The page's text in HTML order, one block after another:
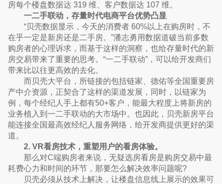
房每个楼盘数据达 319 维、客户数据达 107 维。
一二手联动，存量时代电商平台优势凸显
“贝壳数据显示，今天的消费者 60%以上在购房时，不
在乎一定是新房还是二手房。”潘志勇用数据道破当前多数
购房者的心理诉求，而基于这样的洞察，也给存量时代的新
房交易带来了重要的思考。“一二手联动”，可以给开发商们
带来比以往更高效的去化。
而贝壳大平台，所链接的包括链家、德佑等全国重要房
产中介资源，正契合了这样的渠道发展，同时，以链家为
例，每个经纪人手上都有50+客户，能最大程度上将新房的
业务植入到一二手联动的大市场中。也因此，贝壳新房平台
能连接全国最高效经纪人服务网络，给开发商提供更好的渠
道。
2. VR看房技术，重塑用户的看房体验。
那么对C端购房者来说，无疑选房看房是购房交易中最
耗费心力和时间的环节，那要怎么解决效率问题呢?
贝壳必须从技术上解决，让楼盘信息线上展示的效果可